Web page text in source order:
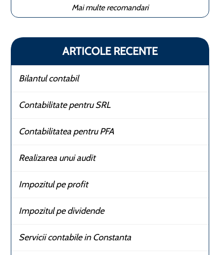
Mai multe recomandari
ARTICOLE RECENTE
Bilantul contabil
Contabilitate pentru SRL
Contabilitatea pentru PFA
Realizarea unui audit
Impozitul pe profit
Impozitul pe dividende
Servicii contabile in Constanta